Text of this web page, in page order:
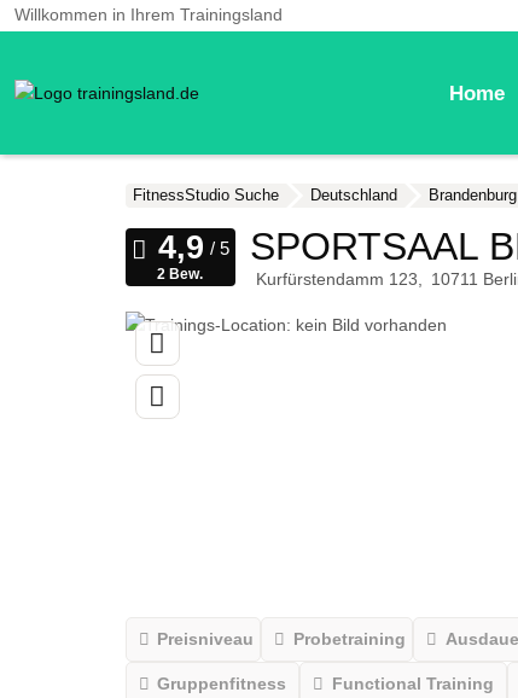
Willkommen in Ihrem Trainingsland
Home
FitnessStudio Suche Deutschland Brandenburg
SPORTSAAL
Kurfürstendamm 123 10711
2 Bew.
Preisniveau Probetraining
Gruppenfitness Functional Training